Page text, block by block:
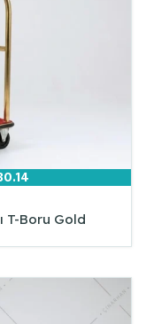
T-Boru Gold